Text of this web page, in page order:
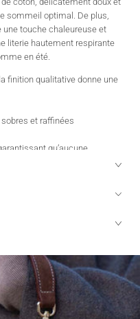
sommeil optimal. De plus,
touche chaleureuse et
literie hautement respirante
en été.
finition qualitative donne une
et raffinées
qu’aucune
à votre santé ou à